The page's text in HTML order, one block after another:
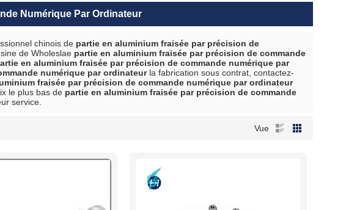
Numérique Par Ordinateur
chinois de partie en aluminium fraisée par précision de
de Wholeslae partie en aluminium fraisée par précision de commande
en aluminium fraisée par précision de commande numérique par
numérique par ordinateurla fabrication sous contrat, contactez-
fraisée par précision de commande numérique par ordinateur
le plus bas de partie en aluminium fraisée par précision de commande
service.
Vue